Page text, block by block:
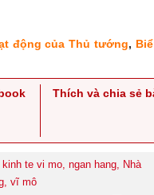
động của Thủ tướng,
Thích và chia sẻ
te vi mo, ngan hang, Nhà
vĩ mô